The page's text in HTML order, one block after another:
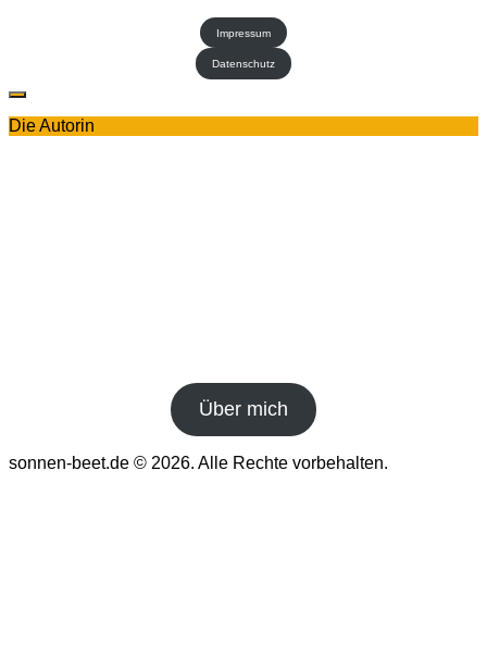
Impressum
Datenschutz
Die Autorin
Über mich
sonnen-beet.de © 2026. Alle Rechte vorbehalten.